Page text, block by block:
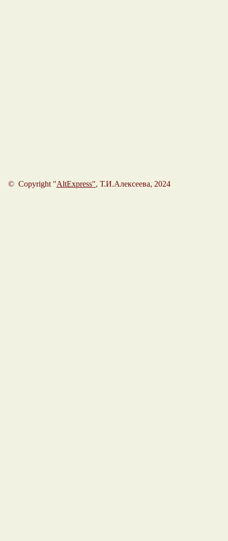
© Copyright "AltExpress", Т.И.Алексеева, 2024